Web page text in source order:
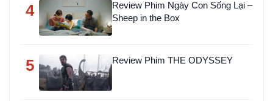
4
Review Phim Ngày Con Sống Lại –
Sheep in the Box
5 Review Phim THE ODYSSEY